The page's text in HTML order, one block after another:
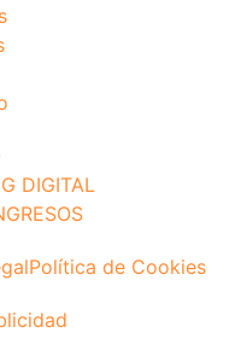
DIGITAL
Política de Cookies